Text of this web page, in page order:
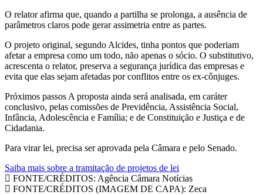
O relator afirma que, quando a partilha se prolonga, a ausência de
parâmetros claros pode gerar assimetria entre as partes.
O projeto original, segundo Alcides, tinha pontos que poderiam
afetar a empresa como um todo, não apenas o sócio. O substitutivo,
acrescenta o relator, preserva a segurança jurídica das empresas e
evita que elas sejam afetadas por conflitos entre os ex-cônjuges.
Próximos passos A proposta ainda será analisada, em caráter
conclusivo, pelas comissões de Previdência, Assistência Social,
Infância, Adolescência e Família; e de Constituição e Justiça e de
Cidadania.
Para virar lei, precisa ser aprovada pela Câmara e pelo Senado.
Saiba mais sobre a tramitação de projetos de lei
FONTE/CRÉDITOS: Agência Câmara Notícias
FONTE/CRÉDITOS (IMAGEM DE CAPA): Zeca